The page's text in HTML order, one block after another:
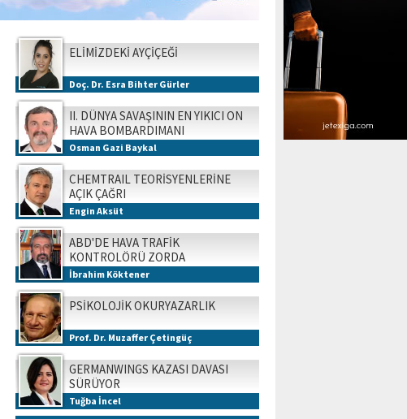
ELİMİZDEKİ AYÇİÇEĞİ
Doç. Dr. Esra Bihter Gürler
II. DÜNYA SAVAŞININ EN YIKICI ON
HAVA BOMBARDIMANI
Osman Gazi Baykal
CHEMTRAIL TEORİSYENLERİNE
AÇIK ÇAĞRI
Engin Aksüt
ABD'DE HAVA TRAFİK
KONTROLÖRÜ ZORDA
İbrahim Köktener
PSİKOLOJİK OKURYAZARLIK
Prof. Dr. Muzaffer Çetingüç
GERMANWINGS KAZASI DAVASI
SÜRÜYOR
Tuğba İncel